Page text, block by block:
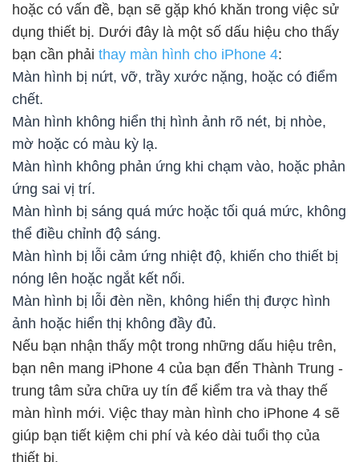
hoặc có vấn đề, bạn sẽ gặp khó khăn trong việc sử
dụng thiết bị. Dưới đây là một số dấu hiệu cho thấy
bạn cần phải thay màn hình cho iPhone 4:
Màn hình bị nứt, vỡ, trầy xước nặng, hoặc có điểm
chết.
Màn hình không hiển thị hình ảnh rõ nét, bị nhòe,
mờ hoặc có màu kỳ lạ.
Màn hình không phản ứng khi chạm vào, hoặc phản
ứng sai vị trí.
Màn hình bị sáng quá mức hoặc tối quá mức, không
thể điều chỉnh độ sáng.
Màn hình bị lỗi cảm ứng nhiệt độ, khiến cho thiết bị
nóng lên hoặc ngắt kết nối.
Màn hình bị lỗi đèn nền, không hiển thị được hình
ảnh hoặc hiển thị không đầy đủ.
Nếu bạn nhận thấy một trong những dấu hiệu trên,
bạn nên mang iPhone 4 của bạn đến Thành Trung -
trung tâm sửa chữa uy tín để kiểm tra và thay thế
màn hình mới. Việc thay màn hình cho iPhone 4 sẽ
giúp bạn tiết kiệm chi phí và kéo dài tuổi thọ của
thiết bị.